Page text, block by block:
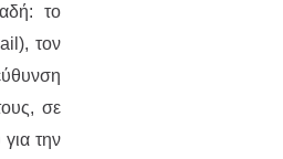
το
τον
σε
την